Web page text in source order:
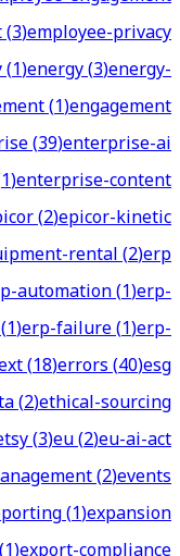
(3)employee-privacy
(1)energy(3)energy-
(1)engagement
(39)enterprise-ai
1)enterprise-content
(2)epicor-kinetic
rental(2)erp
automation(1)erp-
1)erp-failure(1)erp-
(18)errors(40)esg
(2)ethical-sourcing
(3)eu(2)eu-ai-act
(2)events
(1)expansion